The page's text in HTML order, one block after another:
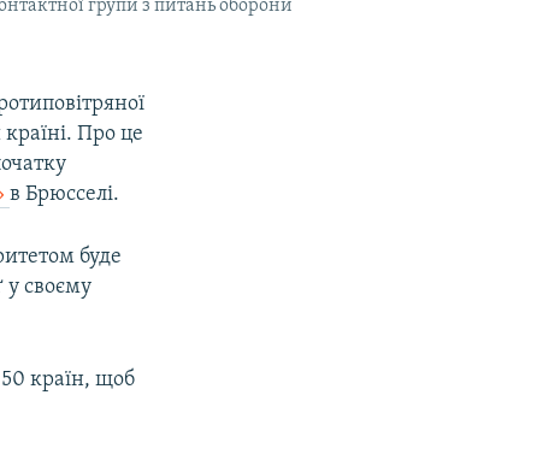
групи з питань оборони
Про це
в Брюсселі.
буде
у своєму
країн, щоб